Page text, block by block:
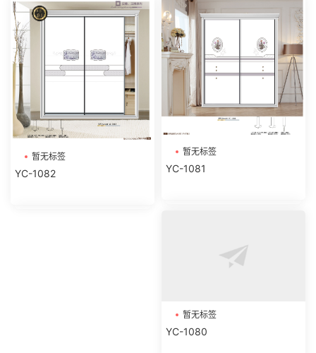
暂无标签
YC-1082
暂无标签
YC-1081
暂无标签
YC-1080